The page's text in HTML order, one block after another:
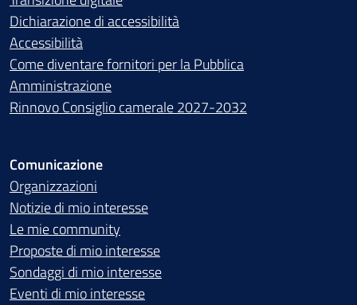
Dichiarazione di accessibilità
Accessibilità
Come diventare fornitori per la Pubblica
Amministrazione
Rinnovo Consiglio camerale 2027-2032
Comunicazione
Organizzazioni
Notizie di mio interesse
Le mie community
Proposte di mio interesse
Sondaggi di mio interesse
Eventi di mio interesse